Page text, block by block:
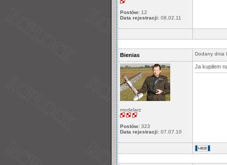
Postów: 12
Data rejestracji: 08.02.11
Bienias Dodany dnia
modelarz
Postów: 323
Data rejestracji: 07.07.10
Ja kupilem